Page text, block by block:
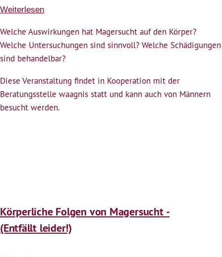
Weiterlesen
Folgen
von
Magersucht
Welche Auswirkungen hat Magersucht auf den Körper?
Welche Untersuchungen sind sinnvoll? Welche Schädigungen
sind behandelbar?
Diese Veranstaltung findet in Kooperation mit der
Beratungsstelle waagnis statt und kann auch von Männern
besucht werden.
Körperliche Folgen von Magersucht -
(Entfällt leider!)